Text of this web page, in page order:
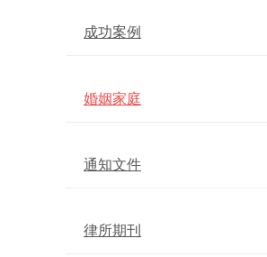
成功案例
婚姻家庭
通知文件
律所期刊